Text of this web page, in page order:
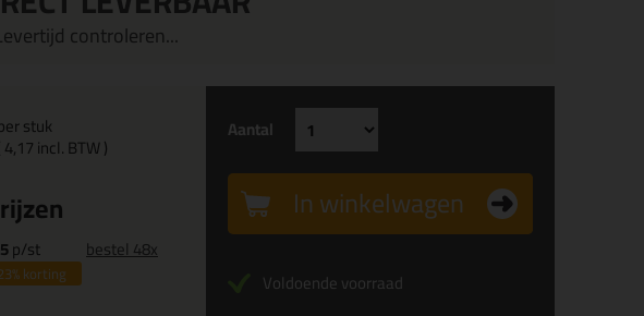
controleren...
stuk
4,17incl. BTW )
p/st
korting
bestel 48x
Aantal
In winkelwagen
Voldoende voorraad